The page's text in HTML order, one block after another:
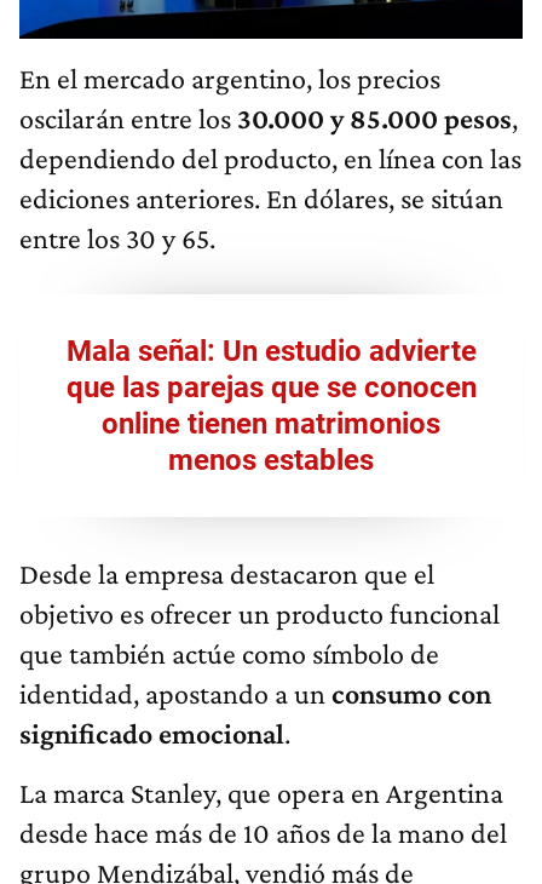
En el mercado argentino, los precios
oscilarán entre los 30.000 y 85.000 pesos,
dependiendo del producto, en línea con las
ediciones anteriores. En dólares, se sitúan
entre los 30 y 65.
Mala señal: Un estudio advierte
que las parejas que se conocen
online tienen matrimonios
menos estables
Desde la empresa destacaron que el
objetivo es ofrecer un producto funcional
que también actúe como símbolo de
identidad, apostando a unconsumo con
significado emocional.
La marca Stanley, que opera en Argentina
desde hace más de 10 años de la mano del
grupo Mendizábal, vendió más de